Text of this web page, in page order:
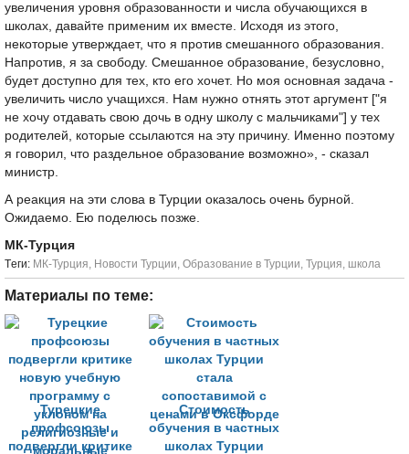
увеличения уровня образованности и числа обучающихся в
школах, давайте применим их вместе. Исходя из этого,
некоторые утверждает, что я против смешанного образования.
Напротив, я за свободу. Смешанное образование, безусловно,
будет доступно для тех, кто его хочет. Но моя основная задача -
увеличить число учащихся. Нам нужно отнять этот аргумент ["я
не хочу отдавать свою дочь в одну школу с мальчиками"] у тех
родителей, которые ссылаются на эту причину. Именно поэтому
я говорил, что раздельное образование возможно», - сказал
министр.
А реакция на эти слова в Турции оказалось очень бурной.
Ожидаемо. Ею поделюсь позже.
МК-Турция
Tеги: МК-Турция, Новости Турции, Образование в Турции, Турция, школа
Материалы по теме:
Турецкие
профсоюзы
подвергли критике
Стоимость
обучения в частных
школах Турции